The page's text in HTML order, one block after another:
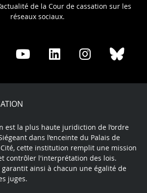
de la Cour de cassation sur les
réseaux sociaux.
Share
Youtube
Share
LinkedIn
Share
Instagram
est la plus haute juridiction de l’ordre
dans l’enceinte du Palais de
cette institution remplit une mission
contrôler l'interprétation des lois.
garantit ainsi à chacun une égalité de
juges.